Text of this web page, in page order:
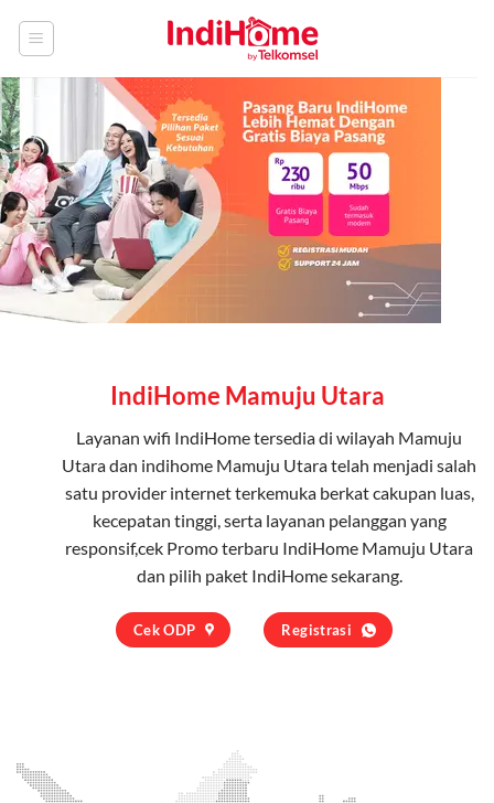
IndiHome Mamuju Utara
Layanan wifi IndiHometersedia di wilayah Mamuju
Utara dan indihome Mamuju Utara telah menjadi salah
satu provider internet terkemuka berkat cakupan luas,
kecepatan tinggi, serta layanan pelanggan yang
responsif,cek Promo terbaru IndiHome Mamuju Utara
dan pilih paket IndiHomesekarang.
Cek ODP Registrasi